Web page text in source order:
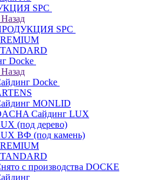
SPC
Назад
SPC
Docke
Назад
Docke
MONLID
Сайдинг LUX
(под дерево)
ВФ (под камень)
с производства DOCKE